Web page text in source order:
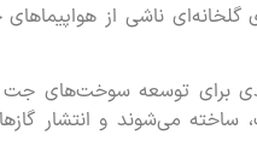
ناشی از
برای توسعه سوخت‌های جت
می‌شوند و انتشار